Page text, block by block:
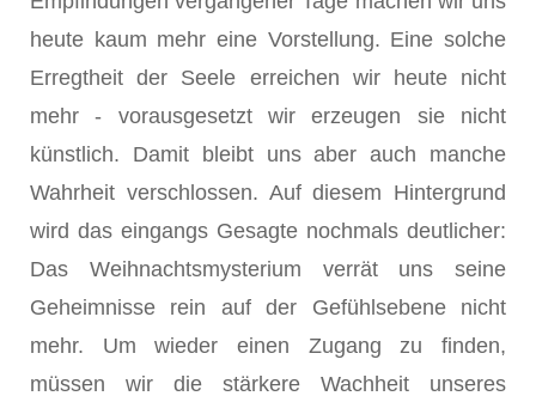
heute kaum mehr eine Vorstellung. Eine solche
Erregtheit der Seele erreichen wir heute nicht
mehr - vorausgesetzt wir erzeugen sie nicht
künstlich. Damit bleibt uns aber auch manche
Wahrheit verschlossen. Auf diesem Hintergrund
wird das eingangs Gesagte nochmals deutlicher:
Das Weihnachtsmysterium verrät uns seine
Geheimnisse rein auf der Gefühlsebene nicht
mehr. Um wieder einen Zugang zu finden,
müssen wir die stärkere Wachheit unseres